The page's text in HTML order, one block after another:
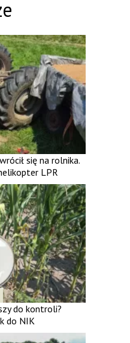
się na rolnika.
LPR
do kontroli?
do NIK